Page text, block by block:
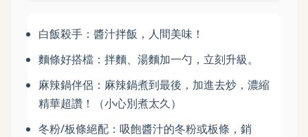
白飯殺手：醬汁拌飯，人間美味！
麵條好搭檔：拌麵、湯麵加一勺，立刻升級。
麻辣鍋伴侶：麻辣鍋煮到最後，加進去炒，濃縮
精華超讚！（小心別煮太久）
冬粉/板條絕配：吸飽醬汁的冬粉或板條，銷